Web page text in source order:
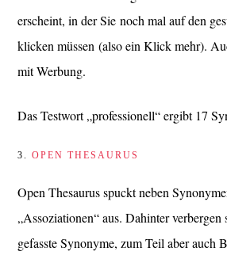
erscheint, in der Sie noch mal auf den
klicken müssen (also ein Klick mehr).
mit Werbung.
Das Testwort „professionell“ ergibt 17
3.OPEN THESAURUS
Open Thesaurus spuckt neben
„Assoziationen“ aus. Dahinter
gefasste Synonyme, zum Teil aber auch